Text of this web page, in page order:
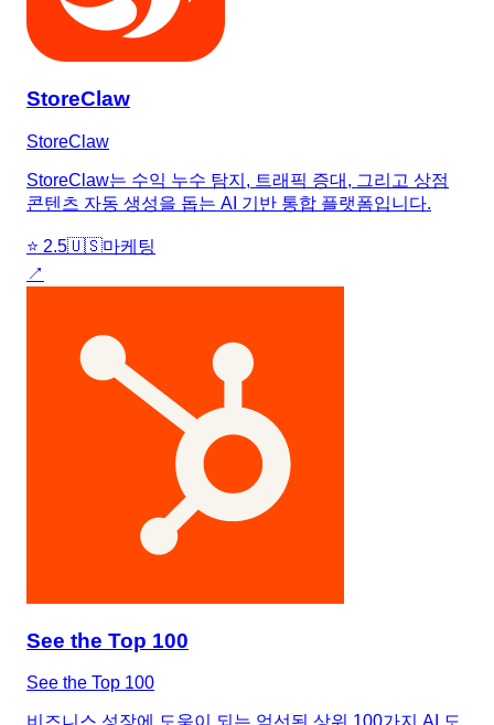
StoreClaw
StoreClaw
StoreClaw는 수익 누수 탐지, 트래픽 증대, 그리고 상점
콘텐츠 자동 생성을 돕는 AI 기반 통합 플랫폼입니다.
⭐ 2.5🇺🇸마케팅
↗
See the Top 100
See the Top 100